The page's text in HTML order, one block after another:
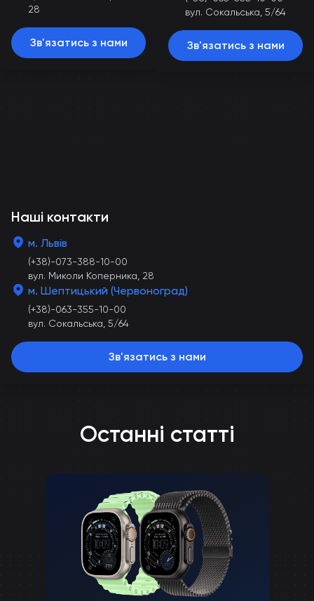
28
Зв'язатись з нами
вул. Сокальська, 5/64
Зв'язатись з нами
Наші контакти
м. Львів
(+38)-073-388-10-00
вул. Миколи Коперника, 28
м. Шептицький (Червоноград)
(+38)-063-355-10-00
вул. Сокальська, 5/64
Зв'язатись з нами
Останні статті